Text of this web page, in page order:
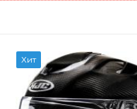
Хит